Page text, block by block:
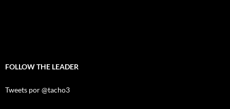
FOLLOW THE LEADER
Tweets por @tacho3